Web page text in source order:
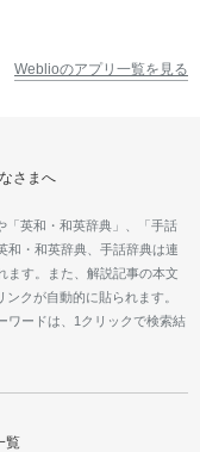
Weblioのアプリ一覧を見る
さまへ
「英和・和英辞典」、「手話
和・和英辞典、手話辞典は連
ます。また、解説記事の本文
クが自動的に貼られます。
ワードは、1クリックで検索結
覧